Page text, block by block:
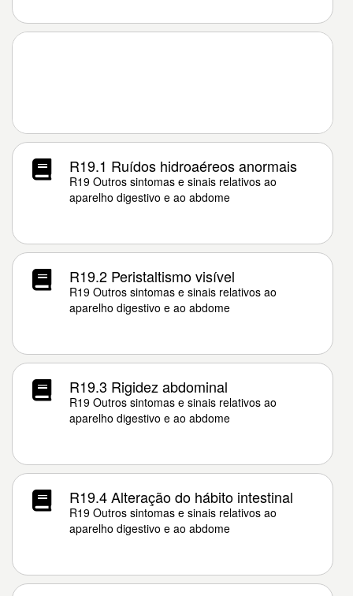
R19.1 Ruídos hidroaéreos anormais
R19 Outros sintomas e sinais relativos ao
aparelho digestivo e ao abdome
R19.2 Peristaltismo visível
R19 Outros sintomas e sinais relativos ao
aparelho digestivo e ao abdome
R19.3 Rigidez abdominal
R19 Outros sintomas e sinais relativos ao
aparelho digestivo e ao abdome
R19.4 Alteração do hábito intestinal
R19 Outros sintomas e sinais relativos ao
aparelho digestivo e ao abdome